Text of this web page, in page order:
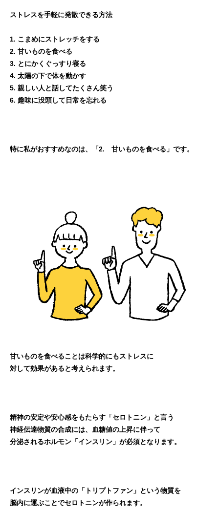
ストレスを手軽に発散できる方法
1. こまめにストレッチをする
2. 甘いものを食べる
3. とにかくぐっすり寝る
4. 太陽の下で体を動かす
5. 親しい人と話してたくさん笑う
6. 趣味に没頭して日常を忘れる
特に私がおすすめなのは、「2. 甘いものを食べる」です。
甘いものを食べることは科学的にもストレスに
対して効果があると考えられます。
精神の安定や安心感をもたらす「セロトニン」と言う
神経伝達物質の合成には、血糖値の上昇に伴って
分泌されるホルモン「インスリン」が必須となります。
インスリンが血液中の「トリプトファン」という物質を
脳内に運ぶことでセロトニンが作られます。